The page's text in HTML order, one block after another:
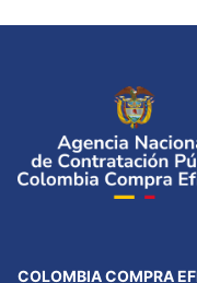
COLOMBIA COMPRA